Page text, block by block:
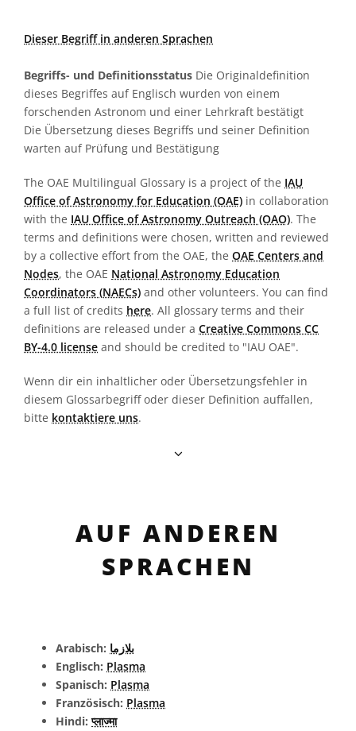
Dieser Begriff in anderen Sprachen
Begriffs- und Definitionsstatus Die Originaldefinition
dieses Begriffes auf Englisch wurden von einem
forschenden Astronom und einer Lehrkraft bestätigt
Die Übersetzung dieses Begriffs und seiner Definition
warten auf Prüfung und Bestätigung
The OAE Multilingual Glossary is a project of the IAU
Office of Astronomy for Education (OAE) in collaboration
with the IAU Office of Astronomy Outreach (OAO). The
terms and definitions were chosen, written and reviewed
by a collective effort from the OAE, the OAE Centers and
Nodes, the OAE National Astronomy Education
Coordinators (NAECs) and other volunteers. You can find
a full list of credits here. All glossary terms and their
definitions are released under a Creative Commons CC
BY-4.0 license and should be credited to "IAU OAE".
Wenn dir ein inhaltlicher oder Übersetzungsfehler in
diesem Glossarbegriff oder dieser Definition auffallen,
bitte kontaktiere uns.
AUF ANDEREN
SPRACHEN
Arabisch: بلازما
Englisch: Plasma
Spanisch: Plasma
Französisch: Plasma
Hindi:प्लाज्मा